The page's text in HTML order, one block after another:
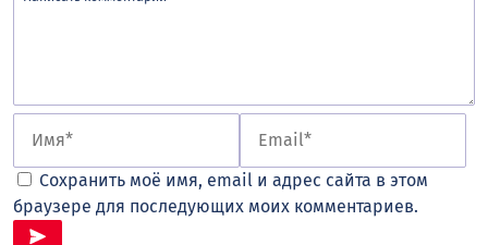
Сохранить моё имя, email и адрес сайта в этом
браузере для последующих моих комментариев.